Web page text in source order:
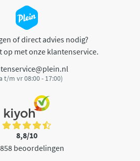
of direct advies nodig?
op met onze klantenservice.
t/m vr 08:00 - 17:00)
8,8/10
beoordelingen